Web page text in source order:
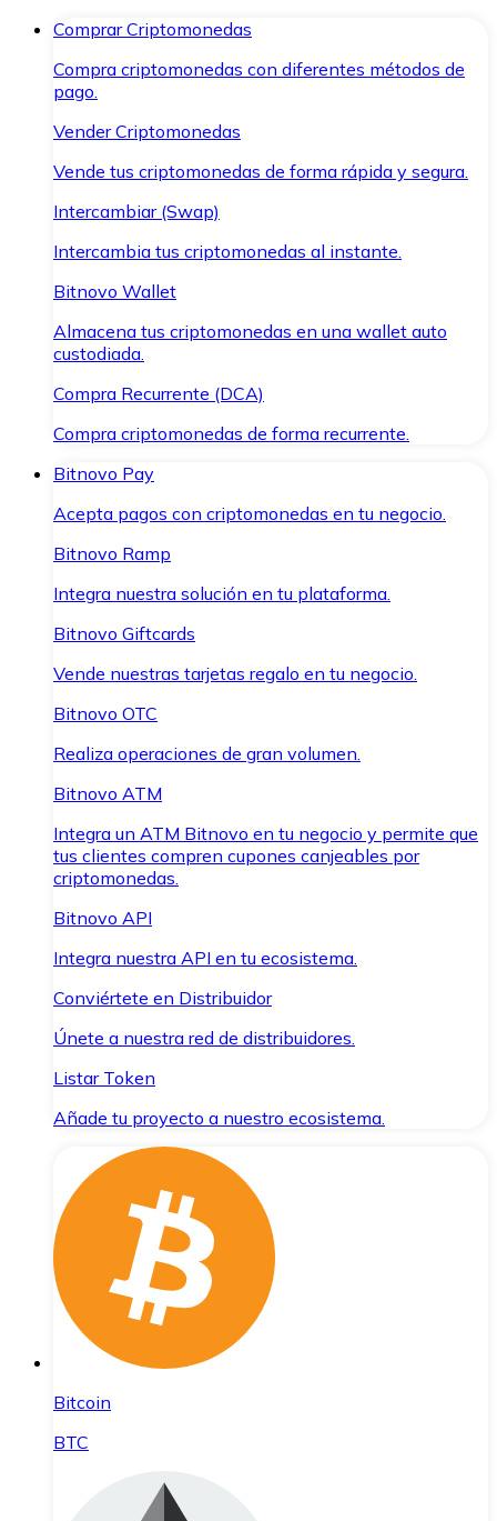
Comprar Criptomonedas
Compra criptomonedas con diferentes métodos de
pago.
Vender Criptomonedas
Vende tus criptomonedas de forma rápida y segura.
Intercambiar (Swap)
Intercambia tus criptomonedas al instante.
Bitnovo Wallet
Almacena tus criptomonedas en una wallet auto
custodiada.
Compra Recurrente (DCA)
Compra criptomonedas de forma recurrente.
Bitnovo Pay
Acepta pagos con criptomonedas en tu negocio.
Bitnovo Ramp
Integra nuestra solución en tu plataforma.
Bitnovo Giftcards
Vende nuestras tarjetas regalo en tu negocio.
Bitnovo OTC
Realiza operaciones de gran volumen.
Bitnovo ATM
Integra un ATM Bitnovo en tu negocio y permite que
tus clientes compren cupones canjeables por
criptomonedas.
Bitnovo API
Integra nuestra API en tu ecosistema.
Conviértete en Distribuidor
Únete a nuestra red de distribuidores.
Listar Token
Añade tu proyecto a nuestro ecosistema.
Bitcoin
BTC